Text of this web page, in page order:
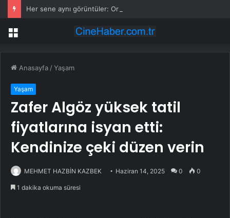
Menü
Anasayfa /Yaşam
Yaşam
Zafer Algöz yüksek tatil
fiyatlarına isyan etti:
Kendinize çeki düzen verin
MEHMET HAZBİN KAZBEK Haziran 14, 2025 0 0
1 dakika okuma süresi